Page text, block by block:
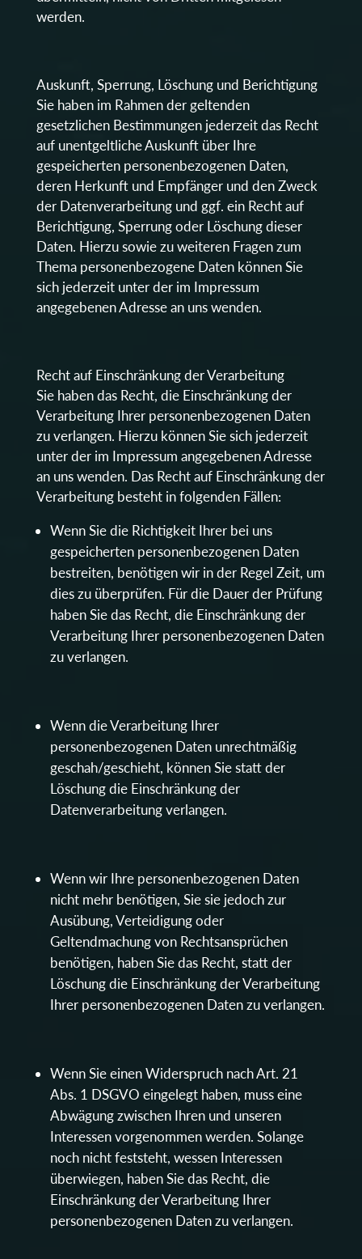
werden.
Auskunft, Sperrung, Löschung und Berichtigung
Sie haben im Rahmen der geltenden
gesetzlichen Bestimmungen jederzeit das Recht
auf unentgeltliche Auskunft über Ihre
gespeicherten personenbezogenen Daten,
deren Herkunft und Empfänger und den Zweck
der Datenverarbeitung und ggf. ein Recht auf
Berichtigung, Sperrung oder Löschung dieser
Daten. Hierzu sowie zu weiteren Fragen zum
Thema personenbezogene Daten können Sie
sich jederzeit unter der im Impressum
angegebenen Adresse an uns wenden.
Recht auf Einschränkung der Verarbeitung
Sie haben das Recht, die Einschränkung der
Verarbeitung Ihrer personenbezogenen Daten
zu verlangen. Hierzu können Sie sich jederzeit
unter der im Impressum angegebenen Adresse
an uns wenden. Das Recht auf Einschränkung der
Verarbeitung besteht in folgenden Fällen:
Wenn Sie die Richtigkeit Ihrer bei uns
gespeicherten personenbezogenen Daten
bestreiten, benötigen wir in der Regel Zeit, um
dies zu überprüfen. Für die Dauer der Prüfung
haben Sie das Recht, die Einschränkung der
Verarbeitung Ihrer personenbezogenen Daten
zu verlangen.
Wenn die Verarbeitung Ihrer
personenbezogenen Daten unrechtmäßig
geschah/geschieht, können Sie statt der
Löschung die Einschränkung der
Datenverarbeitung verlangen.
Wenn wir Ihre personenbezogenen Daten
nicht mehr benötigen, Sie sie jedoch zur
Ausübung, Verteidigung oder
Geltendmachung von Rechtsansprüchen
benötigen, haben Sie das Recht, statt der
Löschung die Einschränkung der Verarbeitung
Ihrer personenbezogenen Daten zu verlangen.
Wenn Sie einen Widerspruch nach Art. 21
Abs. 1 DSGVO eingelegt haben, muss eine
Abwägung zwischen Ihren und unseren
Interessen vorgenommen werden. Solange
noch nicht feststeht, wessen Interessen
überwiegen, haben Sie das Recht, die
Einschränkung der Verarbeitung Ihrer
personenbezogenen Daten zu verlangen.